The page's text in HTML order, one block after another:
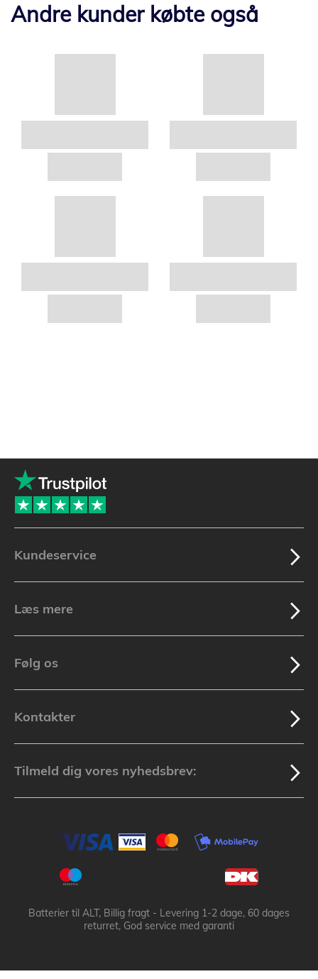
Andre kunder købte også
Kundeservice
Læs mere
Følg os
Kontakter
Tilmeld dig vores nyhedsbrev:
Batterier til ALT, Billig fragt - Levering 1-2 dage, 60 dages
returret, God service med garanti